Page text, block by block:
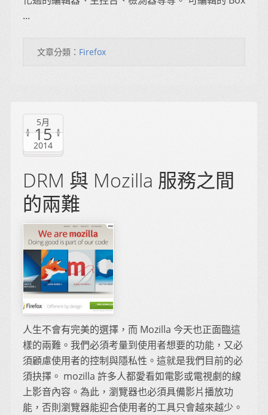
...
文章分類： Firefox
5月
15
2014
DRM 與 Mozilla 服務之間
的兩難
人生不會有完美的選擇，而 Mozilla 今天也正面臨這
樣的兩難。我們必須考量到使用者想要的功能，又必
須顧慮使用者的控制與隱私性。這就是我們目前的必
須抉擇。 mozilla 許多人都愛看如電影或電視劇的線
上影音內容。為此，瀏覽器也必須具備影片播放功
能，否則瀏覽器能迎合使用者的工具只會越來越少。